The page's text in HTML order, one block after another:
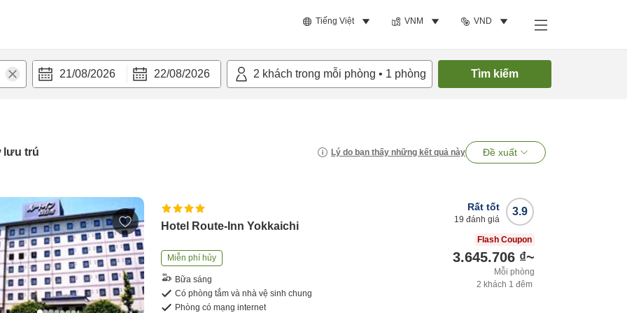
Tiếng Việt VNM VND
21/08/2026 22/08/2026 2 khách trong mỗi phòng • 1 phòng Tìm kiếm
lưu trú Lý do bạn thấy những kết quả này Đề xuất
Hotel Route-Inn Yokkaichi
Miễn phí hủy
Bữa sáng
Có phòng tắm và nhà vệ sinh chung
Phòng có mạng internet
3.9
Rất tốt
19 đánh giá
Flash Coupon
3.645.706 ₫~
Mỗi phòng
2 khách 1 đêm